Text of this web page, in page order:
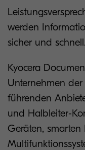
werden
sicher und schnell.
Kyocera
Unternehmen
führenden
und Halbleiter-
Geräten, smarten